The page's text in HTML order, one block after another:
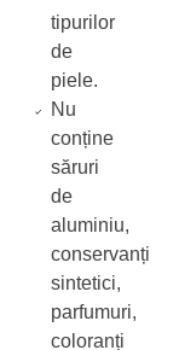
tipurilor
de
piele.
Nu
conține
săruri
de
aluminiu,
conservanți
sintetici,
parfumuri,
coloranți